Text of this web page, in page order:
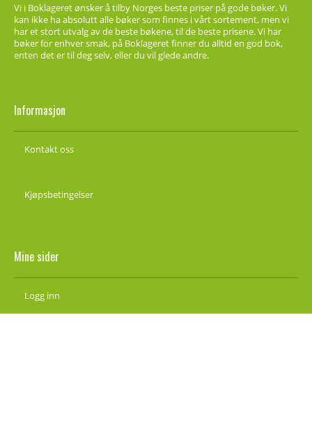
Vi i Boklageret ønsker å tilby Norges beste priser på gode bøker. Vi
kan ikke ha absolutt alle bøker som finnes i vårt sortement, men vi
har et stort utvalg av de beste bøkene, til de beste prisene. Vi har
bøker for enhver smak, på Boklageret finner du alltid en god bok,
enten det er til deg selv, eller du vil glede andre.
Informasjon
Kontakt oss
Kjøpsbetingelser
Mine sider
Logg inn